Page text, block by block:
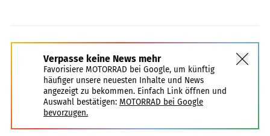
Verpasse keine News mehr
Favorisiere MOTORRAD bei Google, um künftig
häufiger unsere neuesten Inhalte und News
angezeigt zu bekommen. Einfach Link öffnen und
Auswahl bestätigen: MOTORRAD bei Google
bevorzugen.